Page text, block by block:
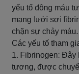
yếu tố đông máu
mạng lưới sợi
chặn sự chảy máu.
Các yếu tố tham
1. Fibrinogen: Đây
tương, được